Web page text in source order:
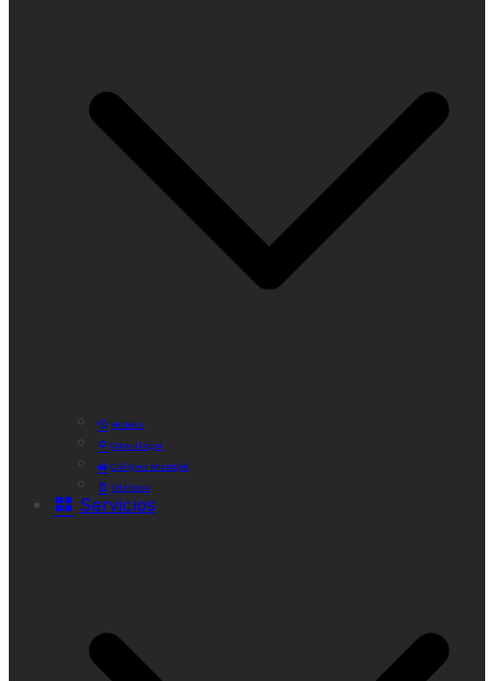
Historia
Cómo Llegar
Callejero Municipal
Teléfonos
Servicios